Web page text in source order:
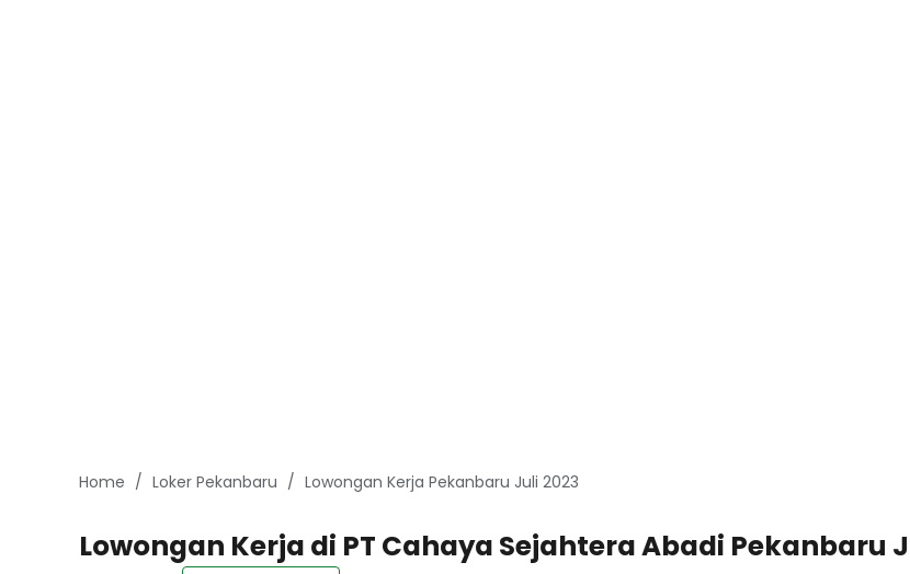
Home Loker Pekanbaru Lowongan Kerja Pekanbaru Juli 2023
Lowongan Kerja di PT Cahaya Sejahtera Abadi Pekanbaru